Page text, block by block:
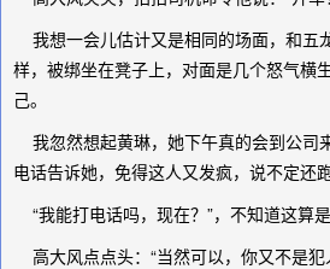
我想一会儿估计又是相同的场面，和五
样，被绑坐在凳子上，对面是几个怒气横
己。
我忽然想起黄琳，她下午真的会到公司
电话告诉她，免得这人又发疯，说不定还
“我能打电话吗，现在？”，不知道这算是
高大风点点头：“当然可以，你又不是犯